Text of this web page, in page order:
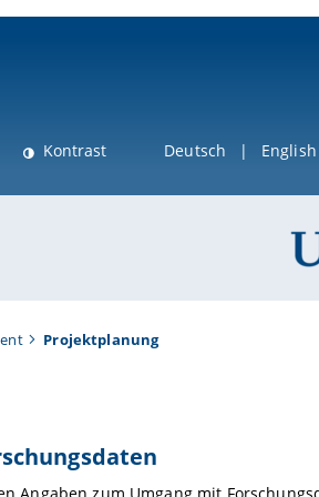
Kontrast Deutsch English
Projektplanung